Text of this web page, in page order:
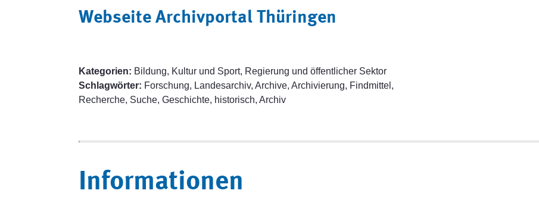
Webseite Archivportal Thüringen
Kategorien: Bildung, Kultur und Sport, Regierung und öffentlicher Sektor
Schlagwörter: Forschung, Landesarchiv, Archive, Archivierung, Findmittel,
Recherche, Suche, Geschichte, historisch, Archiv
Informationen